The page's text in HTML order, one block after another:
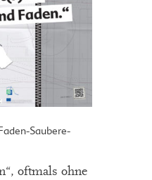
Saubere-
oftmals ohne